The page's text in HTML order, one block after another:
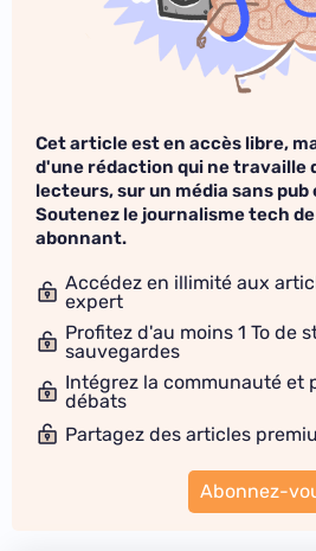
Cet article est en accès libre,
d'une rédaction qui ne travaille
lecteurs, sur un média sans
Soutenez le journalisme tech
abonnant.
Accédez en illimité aux
expert
Profitez d'au moins 1 To de
sauvegardes
Intégrez la communauté et
débats
Partagez des articles
Abonnez-